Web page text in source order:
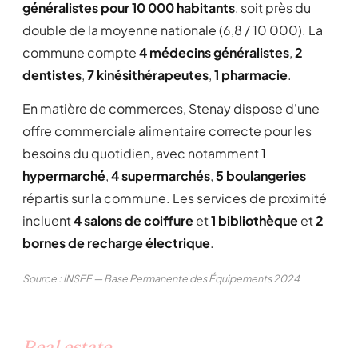
généralistes pour 10 000 habitants, soit près du
double de la moyenne nationale (6,8 / 10 000). La
commune compte4 médecins généralistes,2
dentistes,7 kinésithérapeutes,1 pharmacie.
En matière de commerces, Stenay dispose d'une
offre commerciale alimentaire correcte pour les
besoins du quotidien, avec notamment1
hypermarché,4 supermarchés,5 boulangeries
répartis sur la commune. Les services de proximité
incluent4 salons de coiffureet1 bibliothèqueet2
bornes de recharge électrique.
Source : INSEE — Base Permanente des Équipements 2024